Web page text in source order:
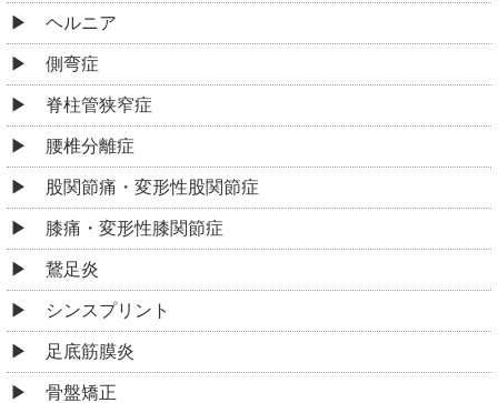
ヘルニア
側弯症
脊柱管狭窄症
腰椎分離症
股関節痛・変形性股関節症
膝痛・変形性膝関節症
鵞足炎
シンスプリント
足底筋膜炎
骨盤矯正